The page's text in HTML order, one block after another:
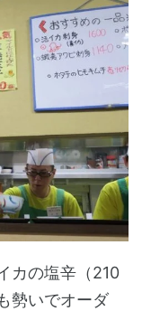
カの塩辛（210
勢いでオーダ